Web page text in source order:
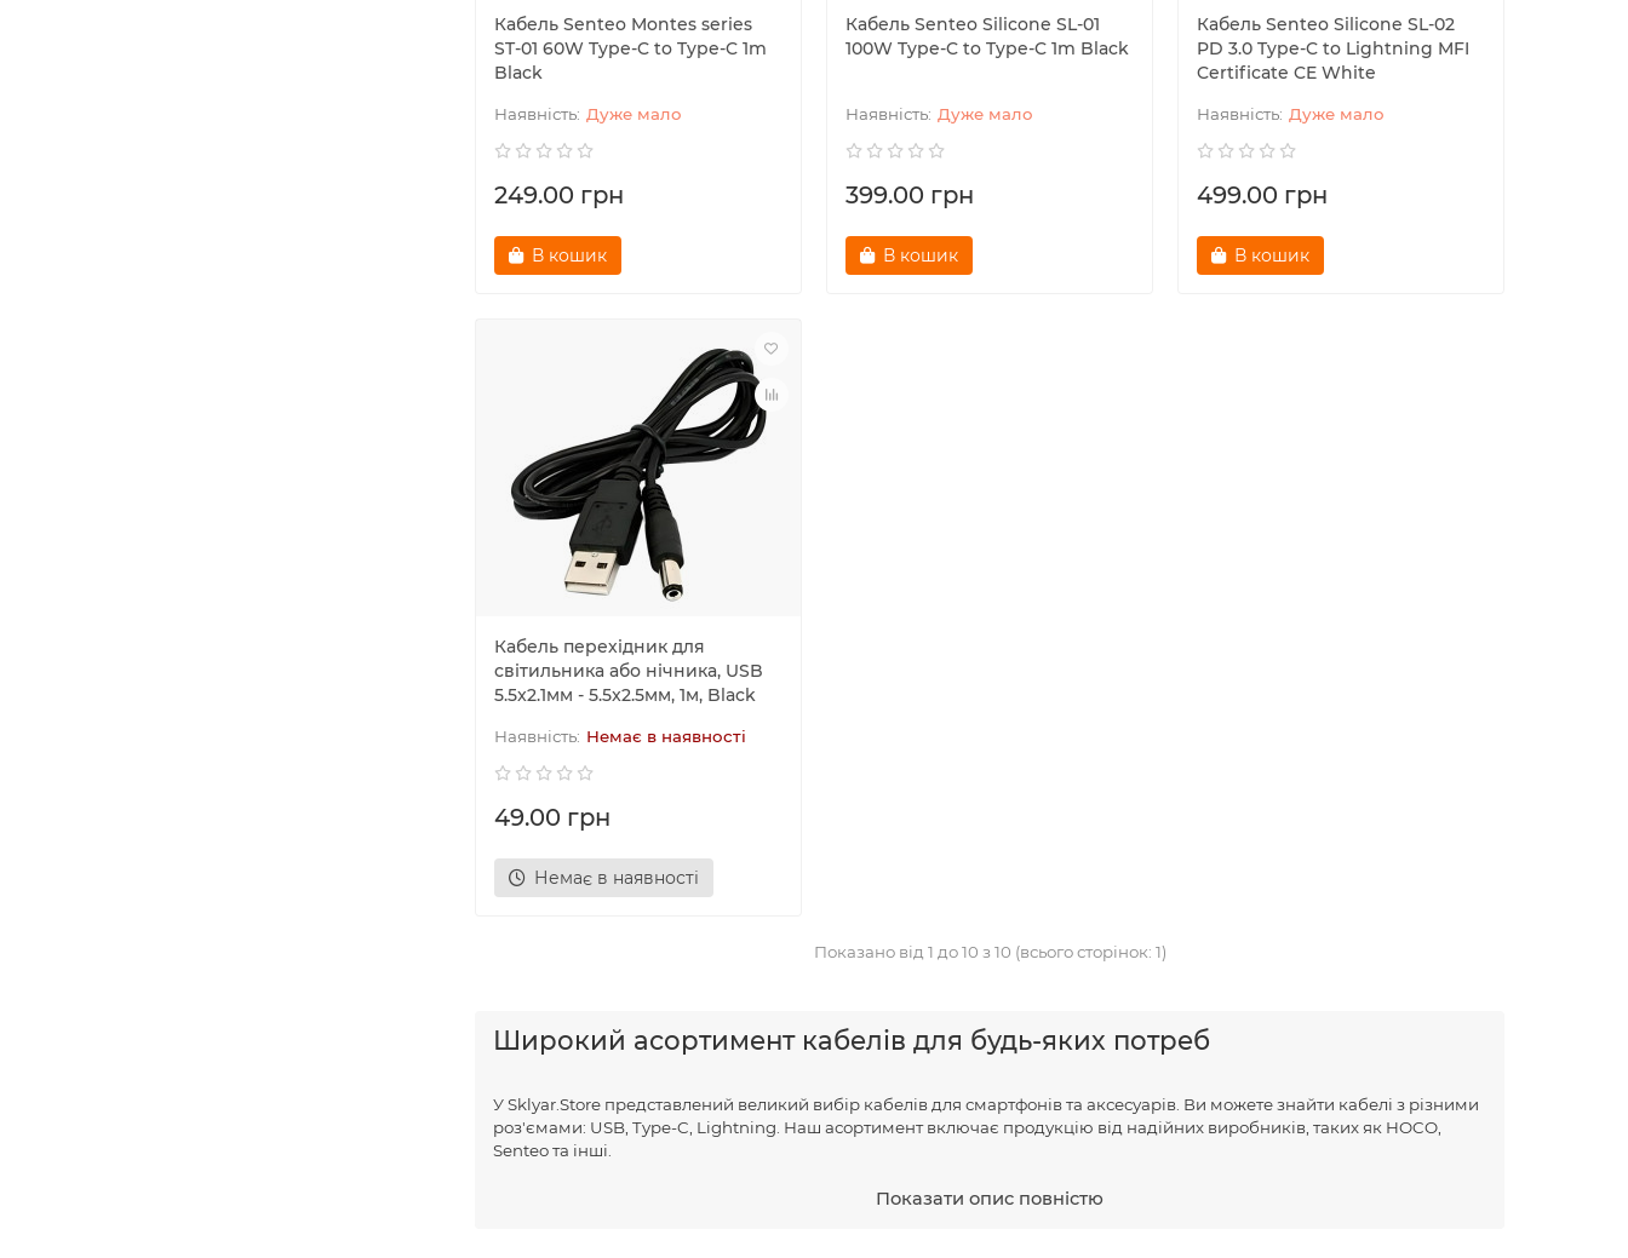
Кабель Senteo Montes series
ST-01 60W Type-C to Type-C 1m
Black
Дуже мало
249.00 грн
В кошик
Кабель Senteo Silicone SL-01
100W Type-C to Type-C 1m Black
Дуже мало
399.00 грн
В кошик
Кабель Senteo Silicone SL-02
PD 3.0 Type-C to Lightning MFI
Certificate CE White
Дуже мало
499.00 грн
В кошик
Кабель перехідник для
світильника або нічника, USB
5.5x2.1мм - 5.5x2.5мм, 1м, Black
Немає в наявності
49.00 грн
Немає в наявності
Показано від 1 до 10 з 10 (всього сторінок: 1)
Широкий асортимент кабелів для будь-яких потреб
У Sklyar.Store представлений великий вибір кабелів для смартфонів та аксесуарів. Ви можете знайти кабелі з різними
роз'ємами: USB, Type-C, Lightning. Наш асортимент включає продукцію від надійних виробників, таких як HOCO,
Senteo та інші.
Показати опис повністю